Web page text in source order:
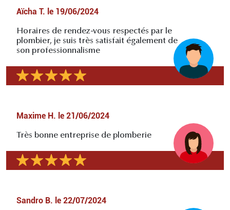
Aïcha T. le 19/06/2024
Horaires de rendez-vous respectés par le
plombier, je suis très satisfait également de
son professionnalisme
Maxime H. le 21/06/2024
Très bonne entreprise de plomberie
Sandro B. le 22/07/2024